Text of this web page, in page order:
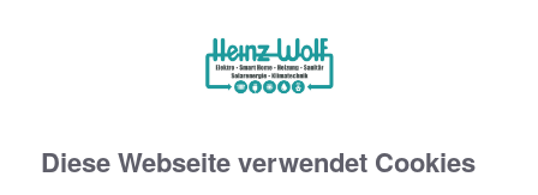
Diese Webseite verwendet Cookies